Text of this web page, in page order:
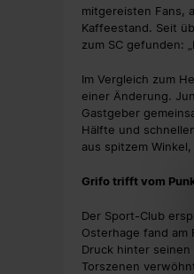
mitgereisten Fans,
Kaffeestand. Seit
zum SC gefunden:
Im Vergleich zum
einer Änderung.
Gastgeber
Hälfte und
aus spitzem
Grifo trifft vom
Der Sport-Club
Osterhage fand am
Druck hinter seinen
Torszenen